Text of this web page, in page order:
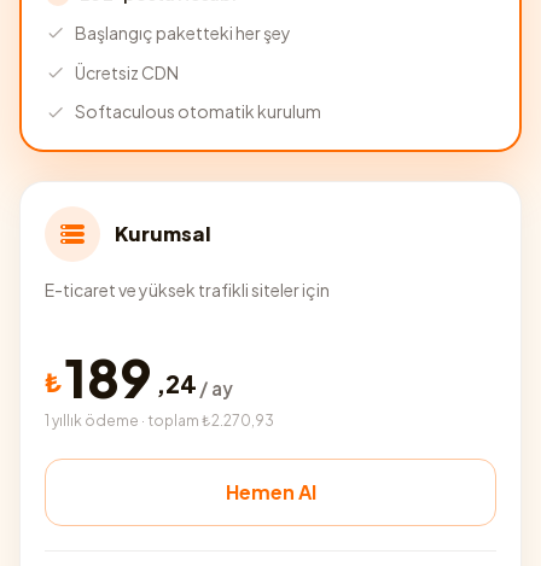
Başlangıç paketteki her şey
Ücretsiz CDN
Softaculous otomatik kurulum
Kurumsal
E-ticaret ve yüksek trafikli siteler için
₺189 ,24 / ay
1 yıllık ödeme · toplam ₺2.270,93
Hemen Al